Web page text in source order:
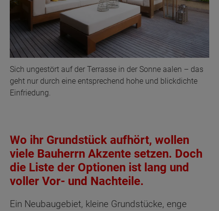
Sich ungestört auf der Terrasse in der Sonne aalen – das
geht nur durch eine entsprechend hohe und blickdichte
Einfriedung.
Wo ihr Grundstück aufhört, wollen
viele Bauherrn Akzente setzen. Doch
die Liste der Optionen ist lang und
voller Vor- und Nachteile.
Ein Neubaugebiet, kleine Grundstücke, enge